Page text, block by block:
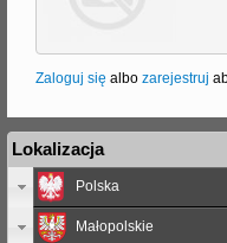
Zaloguj się albo zarejestruj
Lokalizacja
Polska
Małopolskie